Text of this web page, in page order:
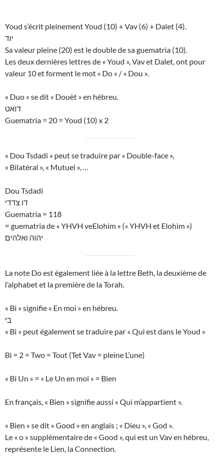
Youd s’écrit pleinement Youd (10) + Vav (6) + Dalet (4).
יוד
Sa valeur pleine (20) est le double de sa guematria (10).
Les deux dernières lettres de « Youd », Vav et Dalet, ont pour
valeur 10 et forment le mot « Do » / « Dou ».
« Duo » se dit « Douèt » en hébreu.
דואט
Guematria = 20 = Youd (10) x 2
« Dou Tsdadi » peut se traduire par « Double-face »,
« Bilatéral », « Mutuel », …
Dou Tsdadi
דו צדדי
Guematria = 118
= guematria de « YHVH veElohim » (« YHVH et Elohim »)
יהוה ואלהים
La note Do est également liée à la lettre Beth, la deuxième de
l’alphabet et la première de la Torah.
« Bi » signifie « En moi » en hébreu.
בי
« Bi » peut également se traduire par « Qui est dans le Youd »
Bi = 2 = Two = Tout (Tet Vav = pleine L’une)
« Bi Un » = « Le Un en moi » = Bien
En français, « Bien » signifie aussi « Qui m’appartient ».
« Bien » se dit « Good » en anglais ; « Dieu », « God ».
Le « o » supplémentaire de « Good », qui est un Vav en hébreu,
représente le Lien, la Connection.